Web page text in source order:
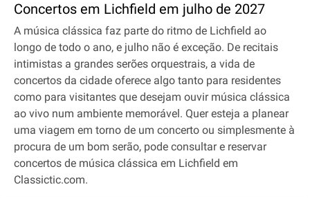
Concertos em Lichfield em julho de 2027
A música clássica faz parte do ritmo de Lichfield ao
longo de todo o ano, e julho não é exceção. De recitais
intimistas a grandes serões orquestrais, a vida de
concertos da cidade oferece algo tanto para residentes
como para visitantes que desejam ouvir música clássica
ao vivo num ambiente memorável. Quer esteja a planear
uma viagem em torno de um concerto ou simplesmente à
procura de um bom serão, pode consultar e reservar
concertos de música clássica em Lichfield em
Classictic.com.